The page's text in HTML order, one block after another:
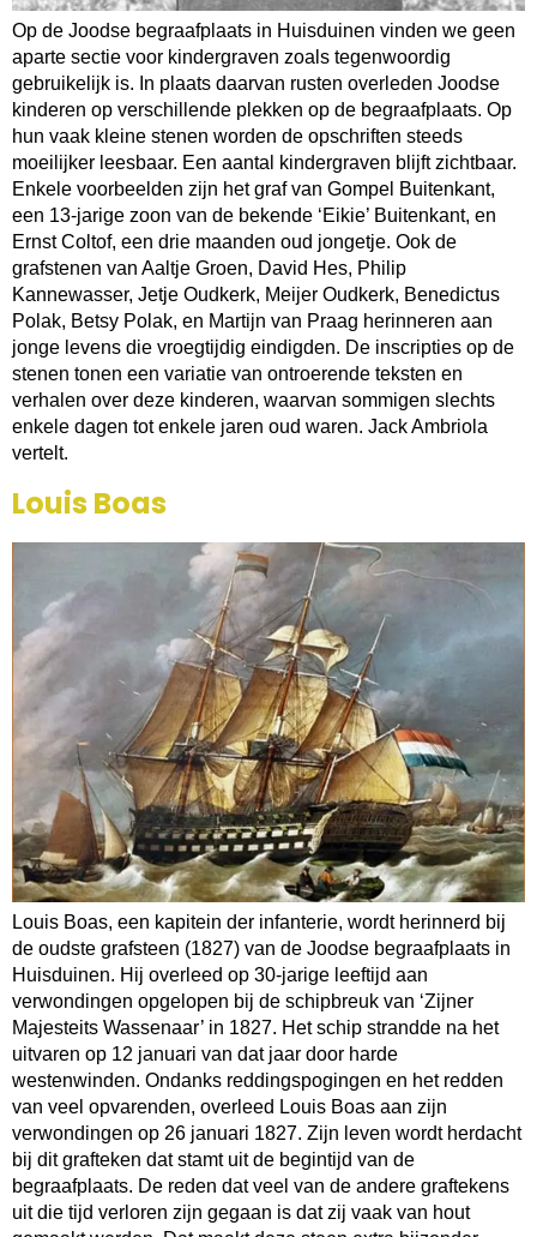
Op de Joodse begraafplaats in Huisduinen vinden we geen
aparte sectie voor kindergraven zoals tegenwoordig
gebruikelijk is. In plaats daarvan rusten overleden Joodse
kinderen op verschillende plekken op de begraafplaats. Op
hun vaak kleine stenen worden de opschriften steeds
moeilijker leesbaar. Een aantal kindergraven blijft zichtbaar.
Enkele voorbeelden zijn het graf van Gompel Buitenkant,
een 13-jarige zoon van de bekende ‘Eikie’ Buitenkant, en
Ernst Coltof, een drie maanden oud jongetje. Ook de
grafstenen van Aaltje Groen, David Hes, Philip
Kannewasser, Jetje Oudkerk, Meijer Oudkerk, Benedictus
Polak, Betsy Polak, en Martijn van Praag herinneren aan
jonge levens die vroegtijdig eindigden. De inscripties op de
stenen tonen een variatie van ontroerende teksten en
verhalen over deze kinderen, waarvan sommigen slechts
enkele dagen tot enkele jaren oud waren. Jack Ambriola
vertelt.
Louis Boas
Louis Boas, een kapitein der infanterie, wordt herinnerd bij
de oudste grafsteen (1827) van de Joodse begraafplaats in
Huisduinen. Hij overleed op 30-jarige leeftijd aan
verwondingen opgelopen bij de schipbreuk van ‘Zijner
Majesteits Wassenaar’ in 1827. Het schip strandde na het
uitvaren op 12 januari van dat jaar door harde
westenwinden. Ondanks reddingspogingen en het redden
van veel opvarenden, overleed Louis Boas aan zijn
verwondingen op 26 januari 1827. Zijn leven wordt herdacht
bij dit grafteken dat stamt uit de begintijd van de
begraafplaats. De reden dat veel van de andere graftekens
uit die tijd verloren zijn gegaan is dat zij vaak van hout